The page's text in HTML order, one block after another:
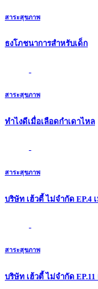
สาระสุขภาพ
ธงโภชนาการสำหรับเด็ก
สาระสุขภาพ
ทำไงดีเมื่อเลือดกำเดาไหล
สาระสุขภาพ
บริษัท เฮ้วตี้ ไม่จำกัด EP.4
สาระสุขภาพ
บริษัท เฮ้วตี้ ไม่จำกัด